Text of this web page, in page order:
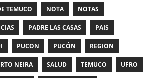
TEMUCO NOTA NOTAS
PADRE LAS CASAS PAIS
PUCON PUCÓN REGION
NEIRA SALUD TEMUCO UFRO